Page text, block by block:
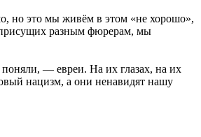
но это мы живём в этом «не хорошо»,
разным фюрерам, мы
— евреи. На их глазах, на их
нацизм, а они ненавидят нашу